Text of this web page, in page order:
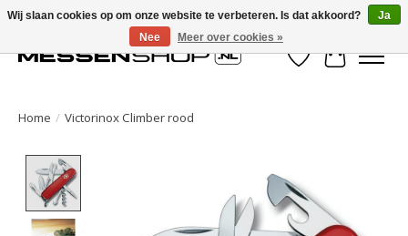
Verlanglijst
Home / Victorinox Climber rood
Wij slaan cookies op om onze website te verbeteren. Is dat akkoord?
Ja
Nee
Meer over cookies »